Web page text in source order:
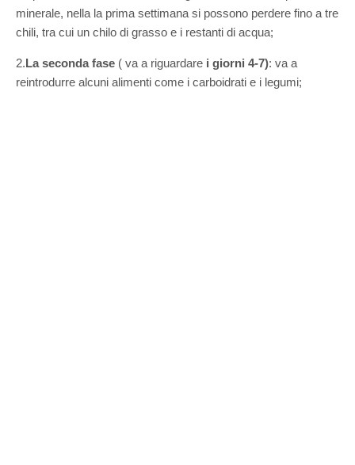
minerale, nella la prima settimana si possono perdere fino a tre
chili, tra cui un chilo di grasso e i restanti di acqua;
2.La seconda fase ( va a riguardare i giorni 4-7): va a
reintrodurre alcuni alimenti come i carboidrati e i legumi;